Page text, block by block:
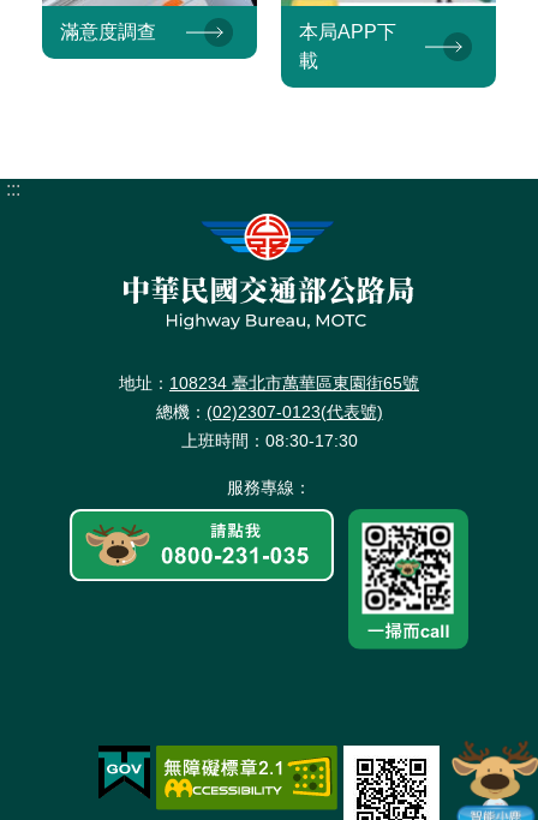
滿意度調查
本局APP下
載
:::
地址： 108234 臺北市萬華區東園街65號
總機： (02)2307-0123(代表號)
上班時間：08:30-17:30
服務專線：